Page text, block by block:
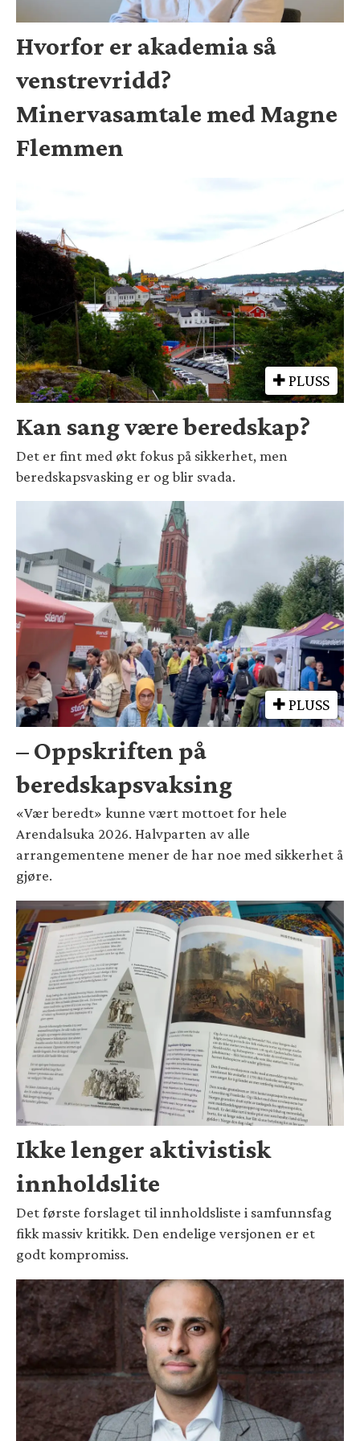
Hvorfor er akademia så
venstrevridd?
Minervasamtale med Magne
Flemmen
PLUSS
Kan sang være beredskap?
Det er fint med økt fokus på sikkerhet, men
beredskapsvasking er og blir svada.
PLUSS
– Oppskriften på
beredskapsvaksing
«Vær beredt» kunne vært mottoet for hele
Arendalsuka 2026. Halvparten av alle
arrangementene mener de har noe med sikkerhet å
gjøre.
Ikke lenger aktivistisk
innholdslite
Det første forslaget til innholdsliste i samfunnsfag
fikk massiv kritikk. Den endelige versjonen er et
godt kompromiss.